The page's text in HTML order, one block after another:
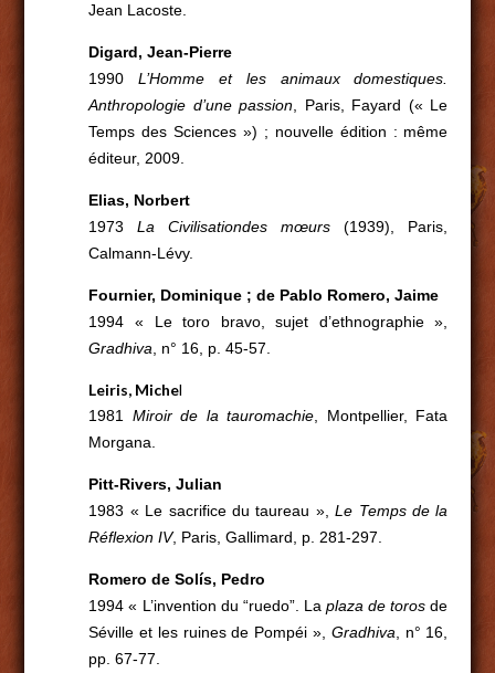
Jean Lacoste.
Digard, Jean-Pierre
1990L’Homme et les animaux domestiques.
Anthropologie d’une passion , Paris, Fayard (« Le
Temps des Sciences ») ; nouvelle édition : même
éditeur, 2009.
Elias, Norbert
1973La Civilisationdes mœurs (1939), Paris,
Calmann-Lévy.
Fournier, Dominique ; de Pablo Romero, Jaime
1994 « Le toro bravo, sujet d’ethnographie »,
Gradhiva , n° 16, p. 45-57.
Leiris, Michel
1981 Miroir de la tauromachie , Montpellier, Fata
Morgana.
Pitt-Rivers, Julian
1983 « Le sacrifice du taureau »,Le Temps de la
Réflexion IV, Paris, Gallimard, p. 281-297.
Romero de Solís, Pedro
1994 « L’invention du “ruedo”. Laplaza de toros de
Séville et les ruines de Pompéi », Gradhiva , n° 16,
pp. 67-77.